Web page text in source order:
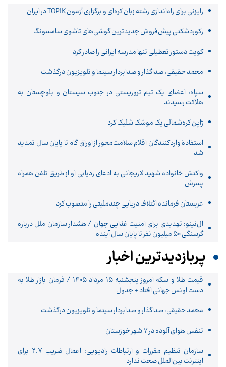
رایزنی برای راه‌اندازی رشته زبان کره‌ای و برگزاری آزمون TOPIK در ایران
رکوردشکنی پیش‌فروش جدیدترین گوشی‌های تاشوی سامسونگ
کویت دستور تعطیلی تنها مدرسه ایرانی را صادر کرد
محمد حقیقی، صداگذار و صدابردار سینما و تلویزیون درگذشت
سپاه: اعضای یک تیم تروریستی در جنوب سیستان و بلوچستان به
هلاکت رسیدند
ژاپن کره‌شمالی یک موشک شلیک کرد
استفادۀ واردکنندگان اقلام سلامت‌محور از اوراق گام تا پایان سال تمدید
شد
واکنش خانواده شهید لاریجانی به ادعای ردیابی او از طریق تلفن همراه
پسرش
عربستان فرمانده ائتلاف دریایی چندملیتی را منصوب کرد
ال‌نینو؛ تهدیدی برای امنیت غذایی جهان / هشدار سازمان ملل درباره
گرسنگی ۵۰ میلیون نفر تا پایان سال آینده
پربازدیدترین اخبار
قیمت طلا و سکه امروز پنجشنبه ۱۵ مرداد ۱۴۰۵ / فرمان بازار طلا به
دست اونس جهانی افتاد + جدول
محمد حقیقی، صداگذار و صدابردار سینما و تلویزیون درگذشت
تنفس هوای آلوده در ۷ شهر خوزستان
سازمان تنظیم مقررات و ارتباطات رادیویی: اعمال ضریب ۲.۷ برای
اینترنت بین‌الملل صحت ندارد